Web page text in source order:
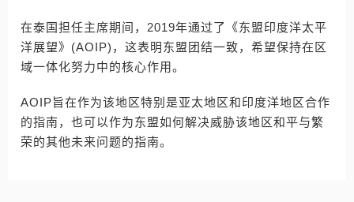
在泰国担任主席期间，2019年通过了《东盟印度洋太平
洋展望》(AOIP)，这表明东盟团结一致，希望保持在区
域一体化努力中的核心作用。
AOIP旨在作为该地区特别是亚太地区和印度洋地区合作
的指南，也可以作为东盟如何解决威胁该地区和平与繁
荣的其他未来问题的指南。